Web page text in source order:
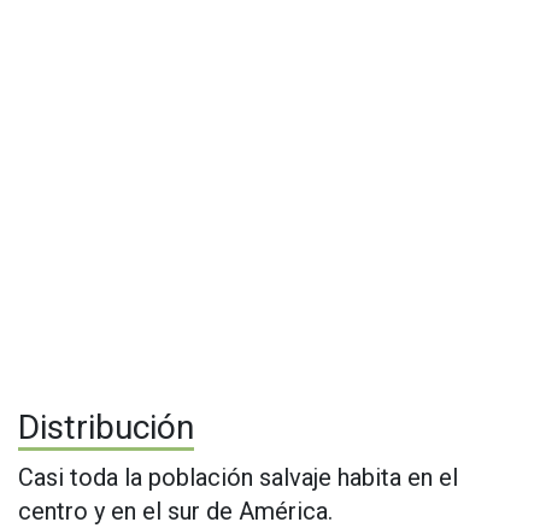
Distribución
Casi toda la población salvaje habita en el
centro y en el sur de América.